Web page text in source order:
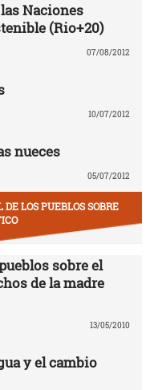
Naciones
(Rio+20)
07/08/2012
10/07/2012
nueces
05/07/2012
LOS PUEBLOS SOBRE
sobre el
de la madre
13/05/2010
y el cambio